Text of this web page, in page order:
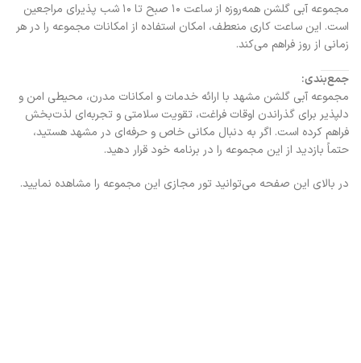
مجموعه آبی گلشن همه‌روزه از ساعت ۱۰ صبح تا ۱۰ شب پذیرای مراجعین
است. این ساعت کاری منعطف، امکان استفاده از امکانات مجموعه را در هر
زمانی از روز فراهم می‌کند.
جمع‌بندی:
مجموعه آبی گلشن مشهد با ارائه خدمات و امکانات مدرن، محیطی امن و
دلپذیر برای گذراندن اوقات فراغت، تقویت سلامتی و تجربه‌ای لذت‌بخش
فراهم کرده است. اگر به دنبال مکانی خاص و حرفه‌ای در مشهد هستید،
حتماً بازدید از این مجموعه را در برنامه خود قرار دهید.
در بالای این صفحه می‌توانید تور مجازی این مجموعه را مشاهده نمایید.